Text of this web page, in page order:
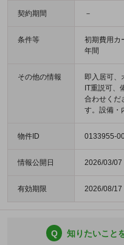
契約期間 －
条件等
初期費用カ
年間
その他の情報
即入居可、
IT重説可、
合わせくだ
す。設備・
物件ID 0133955-
情報公開日 2026/03/07
有効期限 2026/08/17
Q 知りたいこと